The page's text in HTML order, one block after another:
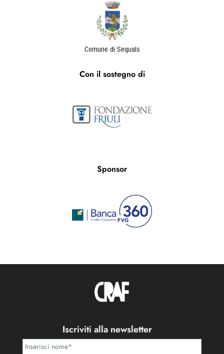
Comune di Sequals
Con il sostegno di
Sponsor
Iscriviti alla newsletter